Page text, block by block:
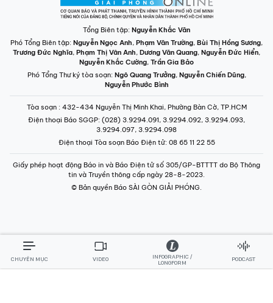
Tổng Biên tập: Nguyễn Khắc Văn
Phó Tổng Biên tập: Nguyễn Ngọc Anh, Phạm Văn Trường, Bùi Thị Hồng Sương,
Trương Đức Nghĩa, Phạm Thị Vân Anh, Dương Văn Quang, Nguyễn Đức Hiển,
Nguyễn Khắc Cường, Trần Gia Bảo
Phó Tổng Thư ký tòa soạn: Ngô Quang Trưởng, Nguyễn Chiến Dũng,
Nguyễn Phước Bình
Tòa soạn : 432-434 Nguyễn Thị Minh Khai, Phường Bàn Cờ, TP.HCM
Điện thoại Báo SGGP: (028) 3.9294.091, 3.9294.092, 3.9294.093,
3.9294.097, 3.9294.098
Điện thoại Tòa soạn Báo Điện tử: 08 65 11 22 55
Giấy phép hoạt động Báo in và Báo Điện tử số 305/GP-BTTTT do Bộ Thông
tin và Truyền thông cấp ngày 28-8-2023.
© Bản quyền Báo SÀI GÒN GIẢI PHÓNG.
CHUYÊN MỤC VIDEO
INFOGRAPHIC /
LONGFORM
PODCAST